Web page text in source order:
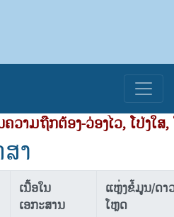
ມຖືກຕ້ອງ-ວ່ອງໄວ, ໂປ່ງໃສ,
າ
ເນື້ອໃນ
ເອກະສານ
ແຫຼ່ງຂໍ້ມູນ/ດາ
ໂຫຼດ